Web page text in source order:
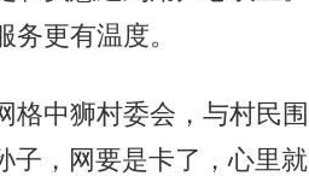
更有温度。
中狮村委会，与村民围
子，网要是卡了，心里就